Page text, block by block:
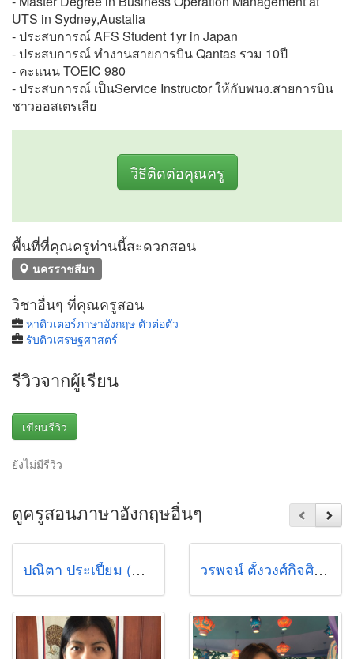
UTS in Sydney,Austalia
- ประสบการณ์ AFS Student 1yr in Japan
- ประสบการณ์ ทำงานสายการบิน Qantas รวม 10ปี
- คะแนน TOEIC 980
- ประสบการณ์ เป็นService Instructor ให้กับพนง.สายการบิน
ชาวออสเตรเลีย
วิธีติดต่อคุณครู
พื้นที่ที่คุณครูท่านนี้สะดวกสอน
นครราชสีมา
วิชาอื่นๆ ที่คุณครูสอน
หาติวเตอร์ภาษาอังกฤษ ตัวต่อตัว
รับติวเศรษฐศาสตร์
รีวิวจากผู้เรียน
เขียนรีวิว
ยังไม่มีรีวิว
ดูครูสอนภาษาอังกฤษอื่นๆ
ปณิตา ประเปี้ยม (พี่แบท) วรพจน์ ตั้งวงศ์กิจศิริ (แบงค์)